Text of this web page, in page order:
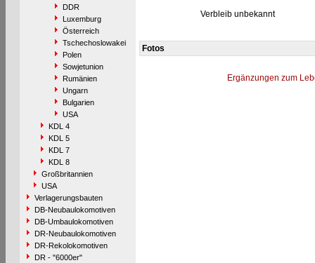
DDR
Luxemburg
Österreich
Tschechoslowakei
Polen
Sowjetunion
Rumänien
Ungarn
Bulgarien
USA
KDL 4
KDL 5
KDL 7
KDL 8
Großbritannien
USA
Verlagerungsbauten
DB-Neubaulokomotiven
DB-Umbaulokomotiven
DR-Neubaulokomotiven
DR-Rekolokomotiven
DR - "6000er"
Verbleib unbekannt
Fotos
Ergänzungen zum